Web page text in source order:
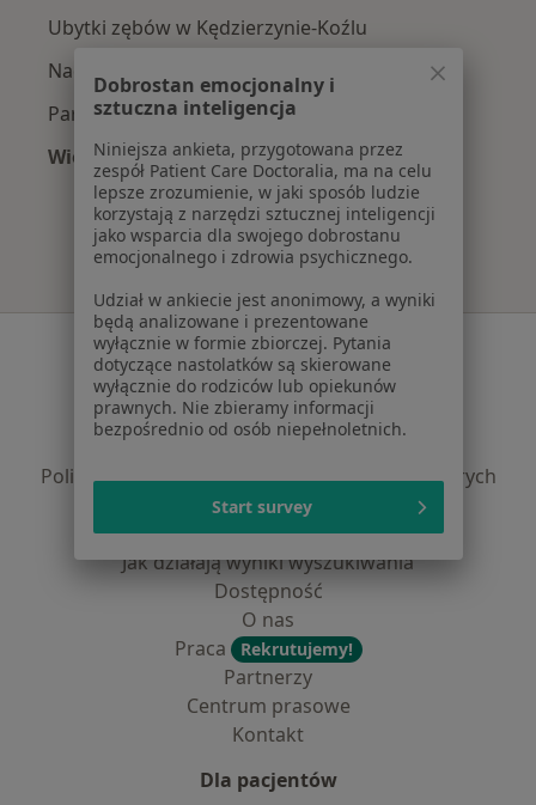
Ubytki zębów w Kędzierzynie-Koźlu
Nadwrażliwość zębów w Kędzierzynie-Koźlu
Paradontoza w Kędzierzynie-Koźlu
Więcej (13)
Więcej w kategorii: Najczęście leczone
Serwis
Regulamin
Polityka prywatności pacjentów
Polityka prywatności profesjonalistów
Polityka prywatności dla profesjonalistów, których
dane pozyskaliśmy samodzielnie
Polityka cookies
Jak działają wyniki wyszukiwania
Dostępność
O nas
Praca
Rekrutujemy!
Partnerzy
Centrum prasowe
Kontakt
Dla pacjentów
Dobrostan emocjonalny i
sztuczna inteligencja
Niniejsza ankieta, przygotowana przez
zespół Patient Care Doctoralia, ma na celu
lepsze zrozumienie, w jaki sposób ludzie
korzystają z narzędzi sztucznej inteligencji
jako wsparcia dla swojego dobrostanu
emocjonalnego i zdrowia psychicznego.
Udział w ankiecie jest anonimowy, a wyniki
będą analizowane i prezentowane
wyłącznie w formie zbiorczej. Pytania
dotyczące nastolatków są skierowane
wyłącznie do rodziców lub opiekunów
prawnych. Nie zbieramy informacji
bezpośrednio od osób niepełnoletnich.
Start survey